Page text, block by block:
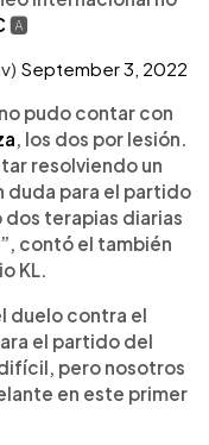
🅰️
September 3, 2022
pudo contar con
, los dos por lesión.
resolviendo un
duda para el partido
terapias diarias
contó el también
KL.
duelo contra el
el partido del
pero nosotros
en este primer